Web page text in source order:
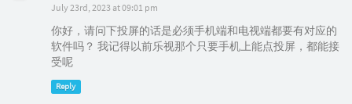
July 23rd, 2023 at 09:01 pm
你好，请问下投屏的话是必须手机端和电视端都要有对应的
软件吗？ 我记得以前乐视那个只要手机上能点投屏，都能接
受呢
Reply